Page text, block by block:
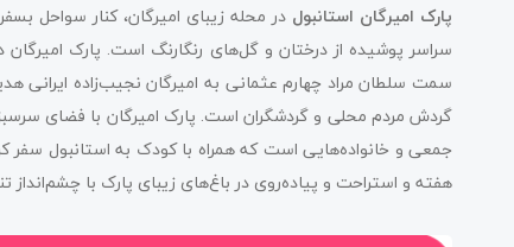
پارک امیرگان استانبول
سراسر پوشیده از درختان و گل‌های رنگارنگ است. پارک
سمت سلطان مراد چهارم عثمانی به امیرگان نجیب‌زاده ایرانی
گردش مردم محلی و گردشگران است. پارک امیرگان با فضای
جمعی و خانواده‌هایی است که همراه با کودک به استانبول سفر
هفته و استراحت و پیاده‌روی در باغ‌های زیبای پارک با چشم‌انداز